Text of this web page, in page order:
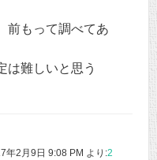
前もって調べてあ
は難しいと思う
年2月9日 9:08 PM より:2